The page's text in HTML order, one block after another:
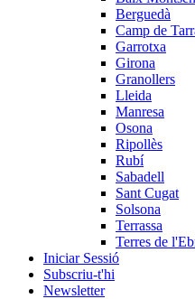
Berguedà
Camp de
Garrotxa
Girona
Granollers
Lleida
Manresa
Osona
Ripollès
Rubí
Sabadell
Sant Cugat
Solsona
Terrassa
Terres de
Iniciar Sessió
Subscriu-t'hi
Newsletter